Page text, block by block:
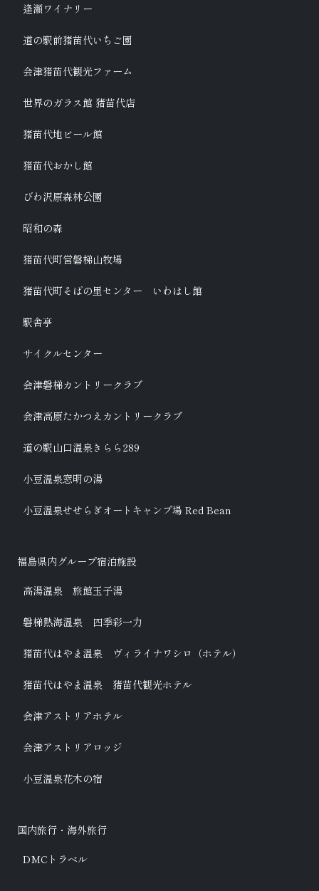
逢瀬ワイナリー
道の駅前猪苗代いちご園
会津猪苗代観光ファーム
世界のガラス館 猪苗代店
猪苗代地ビール館
猪苗代おかし館
びわ沢原森林公園
昭和の森
猪苗代町営磐梯山牧場
猪苗代町そばの里センター いわはし館
駅舎亭
サイクルセンター
会津磐梯カントリークラブ
会津高原たかつえカントリークラブ
道の駅山口温泉きらら289
小豆温泉窓明の湯
小豆温泉せせらぎオートキャンプ場 Red Bean
福島県内グループ宿泊施設
高湯温泉 旅館玉子湯
磐梯熱海温泉 四季彩一力
猪苗代はやま温泉 ヴィライナワシロ（ホテル）
猪苗代はやま温泉 猪苗代観光ホテル
会津アストリアホテル
会津アストリアロッジ
小豆温泉花木の宿
国内旅行・海外旅行
DMCトラベル